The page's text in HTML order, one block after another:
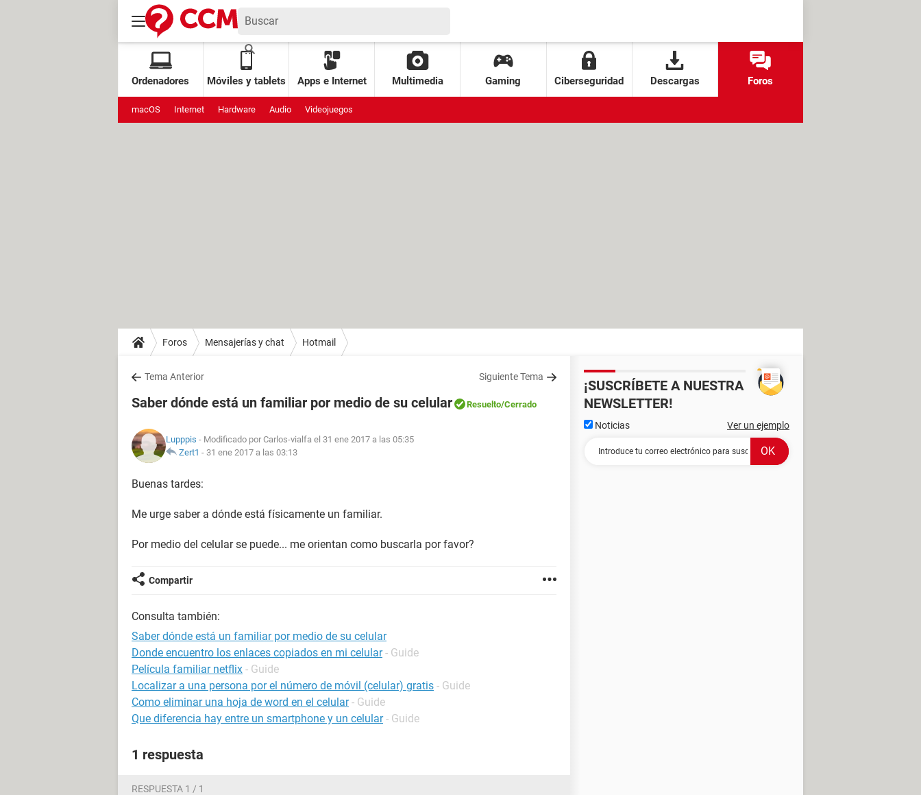
Ordenadores Móviles y tablets Apps e Internet Multimedia Gaming Ciberseguridad Descargas Foros
macOS Internet Hardware Audio Videojuegos
Foros Mensajerías y chat Hotmail
Tema Anterior Siguiente Tema
Saber dónde está un familiar por medio de su celular Resuelto/Cerrado
Lupppis - Modificado por Carlos-vialfa el 31 ene 2017 a las 05:35
Zert1 - 31 ene 2017 a las 03:13
Buenas tardes:
Me urge saber a dónde está físicamente un familiar.
Por medio del celular se puede... me orientan como buscarla por favor?
Compartir
Consulta también:
Saber dónde está un familiar por medio de su celular
Donde encuentro los enlaces copiados en mi celular - Guide
Película familiar netflix - Guide
Localizar a una persona por el número de móvil (celular) gratis - Guide
Como eliminar una hoja de word en el celular - Guide
Que diferencia hay entre un smartphone y un celular - Guide
1 respuesta
RESPUESTA 1 / 1
¡SUSCRÍBETE A NUESTRA
NEWSLETTER!
Noticias Ver un ejemplo